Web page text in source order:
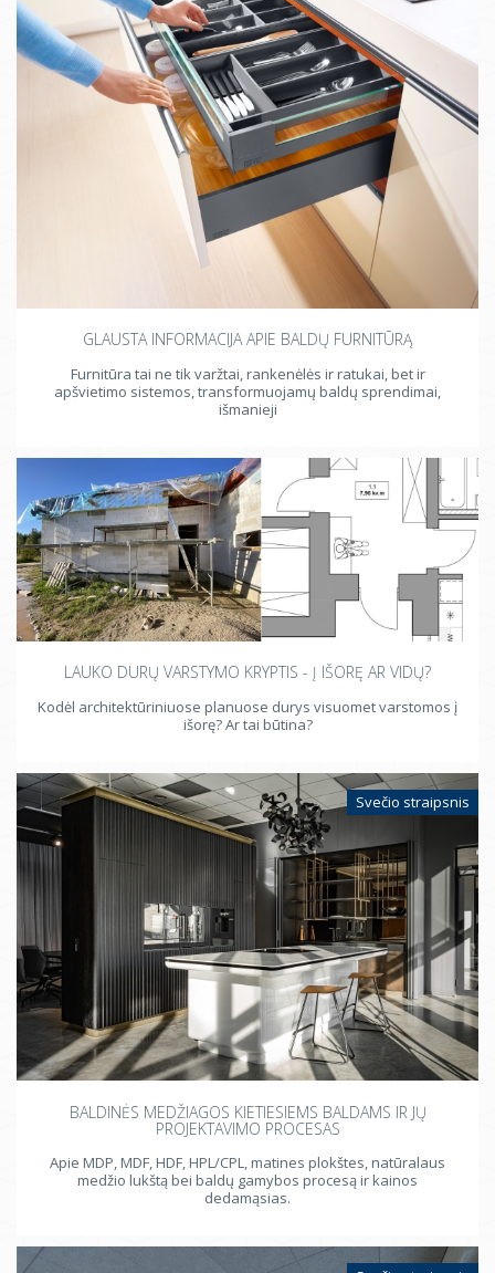
GLAUSTA INFORMACIJA APIE BALDŲ FURNITŪRĄ
Furnitūra tai ne tik varžtai, rankenėlės ir ratukai, bet ir
apšvietimo sistemos, transformuojamų baldų sprendimai,
išmanieji
LAUKO DURŲ VARSTYMO KRYPTIS - Į IŠORĘ AR VIDŲ?
Kodėl architektūriniuose planuose durys visuomet varstomos į
išorę? Ar tai būtina?
Svečio straipsnis
BALDINĖS MEDŽIAGOS KIETIESIEMS BALDAMS IR JŲ
PROJEKTAVIMO PROCESAS
Apie MDP, MDF, HDF, HPL/CPL, matines plokštes, natūralaus
medžio lukštą bei baldų gamybos procesą ir kainos
dedamąsias.